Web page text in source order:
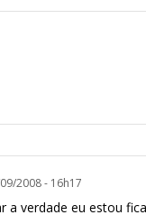
2008 - 16h17
a verdade eu estou